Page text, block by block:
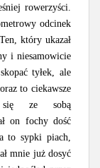
rowerzyści.
odcinek
który ukazał
i niesamowicie
tyłek, ale
to ciekawsze
się ze sobą
on fochy dość
to sypki piach,
mnie już dosyć